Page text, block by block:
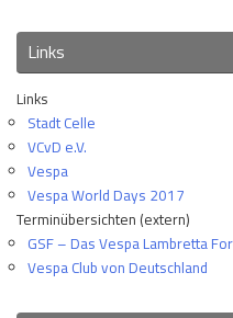
Links
Links
Stadt Celle
VCvD e.V.
Vespa
Vespa World Days 2017
Terminübersichten (extern)
GSF – Das Vespa Lambretta
Vespa Club von Deutschland